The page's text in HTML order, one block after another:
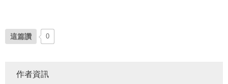
這篇讚 0
作者資訊